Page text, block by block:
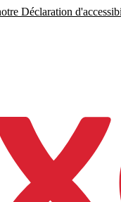
Déclaration